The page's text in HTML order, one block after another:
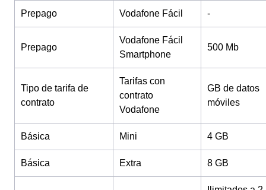
Prepago Vodafone Fácil -
Prepago
Vodafone Fácil
Smartphone
500 Mb
Tipo de tarifa de
contrato
Tarifas con
contrato
Vodafone
GB de datos
móviles
Básica Mini 4 GB
Básica Extra 8 GB